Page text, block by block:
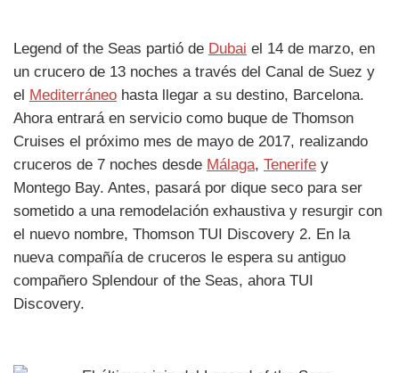
Legend of the Seas partió de Dubai el 14 de marzo, en
un crucero de 13 noches a través del Canal de Suez y
el Mediterráneo hasta llegar a su destino, Barcelona.
Ahora entrará en servicio como buque de Thomson
Cruises el próximo mes de mayo de 2017, realizando
cruceros de 7 noches desde Málaga, Tenerife y
Montego Bay. Antes, pasará por dique seco para ser
sometido a una remodelación exhaustiva y resurgir con
el nuevo nombre, Thomson TUI Discovery 2. En la
nueva compañía de cruceros le espera su antiguo
compañero Splendour of the Seas, ahora TUI
Discovery.